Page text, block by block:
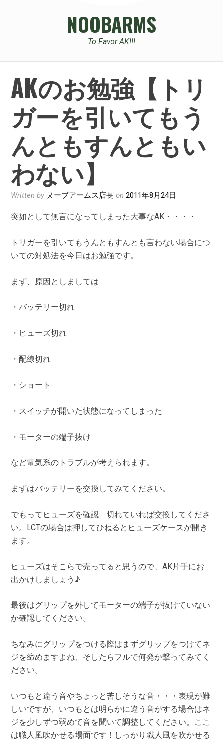
NOOBARMS
To Favor AK!!!
AKのお勉強【トリ
ガーを引いてもう
んともすんともい
わない】
Written by ヌーブアームス店長 on2011年8月24日
突如として無言になってしまった大事なAK・・・・
トリガーを引いてもうんともすんとも言わない場合につ
いての対処法を今日はお勉強です。
まず、原因としましては
・バッテリー切れ
・ヒューズ切れ
・配線切れ
・ショート
・スイッチが開いた状態になってしまった
・モーターの端子抜け
など電気系のトラブルが考えられます。
まずはバッテリーを交換してみてください。
でもってヒューズを確認 切れていれば交換してくださ
い。LCTの場合は押してひねるとヒューズケースが開き
ます。
ヒューズはそこらで売ってると思うので、AK片手にお
出かけしましょう♪
最後はグリップを外してモーターの端子が抜けていない
か確認してください。
ちなみにグリップをつける際はまずグリップをつけてネ
ジを締めますよね、そしたらフルで何発か撃ってみてく
ださい。
いつもと違う音やちょっと苦しそうな音・・・表現が難
しいですが、いつもとは明らかに違う音がする場合はネ
ジを少しずつ弱めて音を聞いて調整してください。ここ
は職人風吹かせる場面です！しっかり職人風を吹かせる